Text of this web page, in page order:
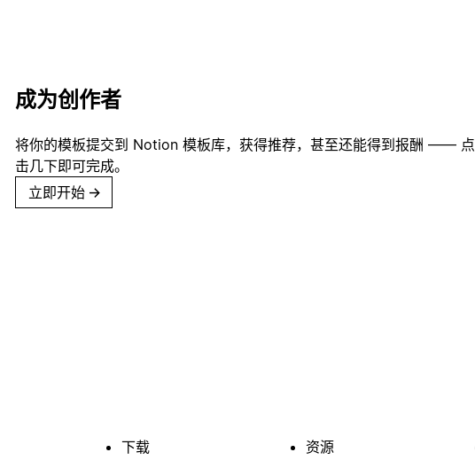
成为创作者
将你的模板提交到 Notion 模板库，获得推荐，甚至还能得到报酬 —— 点
击几下即可完成。
立即开始 →
下载
资源